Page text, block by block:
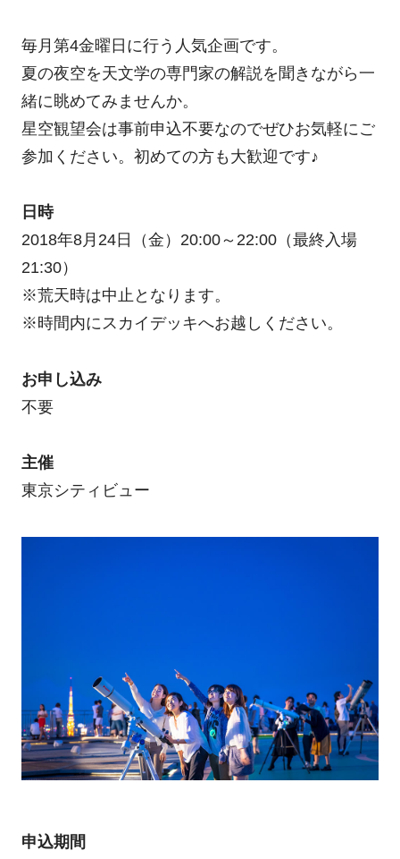
毎月第4金曜日に行う人気企画です。
夏の夜空を天文学の専門家の解説を聞きながら一
緒に眺めてみませんか。
星空観望会は事前申込不要なのでぜひお気軽にご
参加ください。初めての方も大歓迎です♪
日時
2018年8月24日（金）20:00～22:00（最終入場
21:30）
※荒天時は中止となります。
※時間内にスカイデッキへお越しください。
お申し込み
不要
主催
東京シティビュー
申込期間